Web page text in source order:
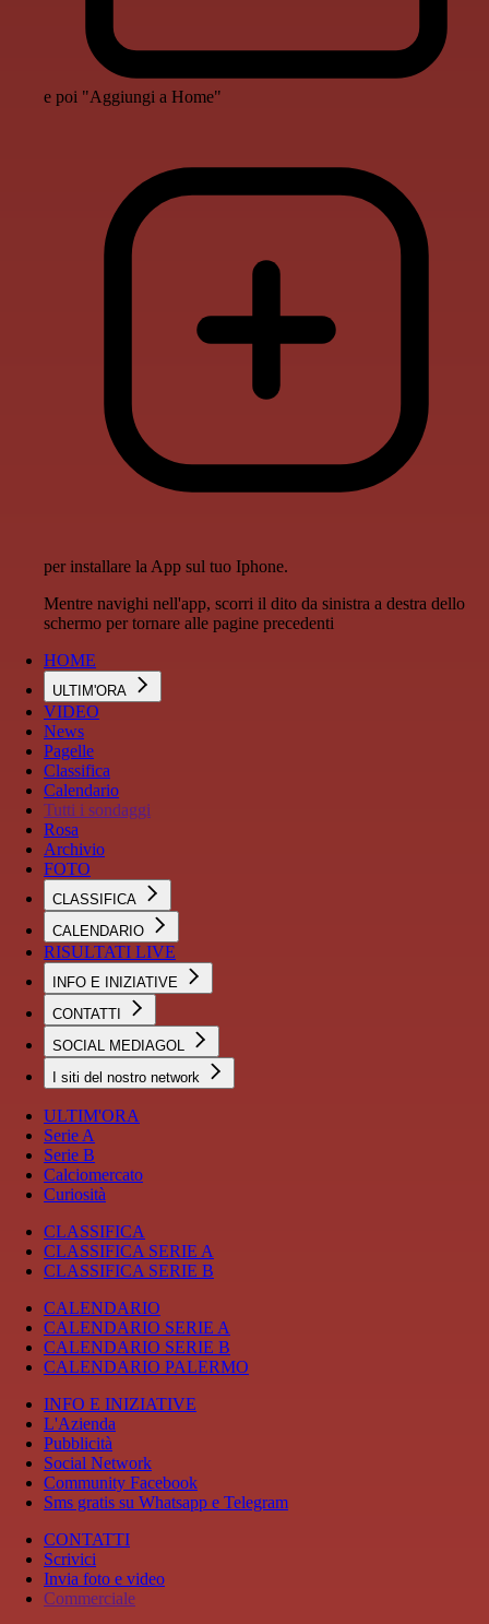
e poi "Aggiungi a Home"
per installare la App sul tuo Iphone.
Mentre navighi nell'app, scorri il dito da sinistra a destra dello
schermo per tornare alle pagine precedenti
HOME
ULTIM'ORA
VIDEO
News
Pagelle
Classifica
Calendario
Tutti i sondaggi
Rosa
Archivio
FOTO
CLASSIFICA
CALENDARIO
RISULTATI LIVE
INFO E INIZIATIVE
CONTATTI
SOCIAL MEDIAGOL
I siti del nostro network
ULTIM'ORA
Serie A
Serie B
Calciomercato
Curiosità
CLASSIFICA
CLASSIFICA SERIE A
CLASSIFICA SERIE B
CALENDARIO
CALENDARIO SERIE A
CALENDARIO SERIE B
CALENDARIO PALERMO
INFO E INIZIATIVE
L'Azienda
Pubblicità
Social Network
Community Facebook
Sms gratis su Whatsapp e Telegram
CONTATTI
Scrivici
Invia foto e video
Commerciale